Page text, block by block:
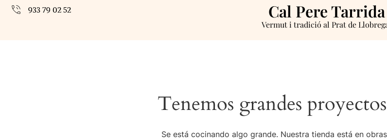
933 79 02 52 Cal Pere Tarrida
Vermut i tradició al Prat de
Tenemos grandes
Se está cocinando algo grande. Nuestra tienda está en